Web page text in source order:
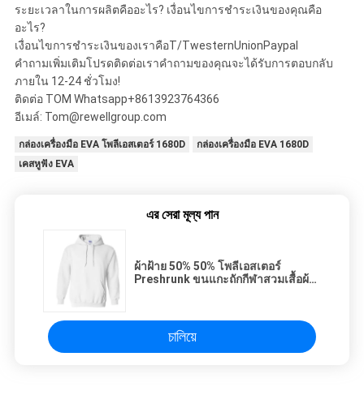
ระยะเวลาในการผลิตคืออะไร? เงื่อนไขการชำระเงินของคุณคือ
อะไร?
เงื่อนไขการชำระเงินของเราคือT/TwesternUnionPaypal
คำถามเพิ่มเติมโปรดติดต่อเราคำถามของคุณจะได้รับการตอบกลับ
ภายใน 12-24 ชั่วโมง!
ติดต่อ TOM Whatsapp+8613923764366
อีเมล์: Tom@rewellgroup.com
กล่องเครื่องมือ EVA โพลีเอสเตอร์ 1680D
กล่องเครื่องมือ EVA 1680D
เคสหูฟัง EVA
এর সেরা মূল্য পান
ผ้าฝ้าย 50% 50% โพลีเอสเตอร์
Preshrunk ขนแกะถักกีฬาสวมเสื้อผ้า
চালিয়ে